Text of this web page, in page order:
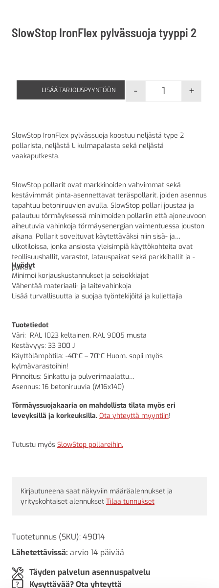
SlowStop IronFlex pylvässuoja tyyppi 2
SlowStop
- +
LISÄÄ TARJOUSPYYNTÖÖN
SlowStop IronFlex pylvässuoja koostuu neljästä type 2
pollarista, neljästä L kulmapalasta sekä neljästä
vaakaputkesta.
SlowStop pollarit ovat markkinoiden vahvimmat sekä
kestävimmät pinta-asennettavat teräspollarit, joiden asennus
tapahtuu betoniruuvien avulla. SlowStop pollari joustaa ja
palautuu törmäyksessä minimoiden pollariin että ajoneuvoon
aiheutuvia vahinkoja törmäysenergian vaimentuessa jouston
aikana. Pollarit soveltuvat käytettäväksi niin sisä- ja
ulkotiloissa, jonka ansiosta yleisimpiä käyttökohteita ovat
teollisuushallit, varastot, latauspaikat sekä parkkihallit ja -
paikat.
Hyödyt
Minimoi korjauskustannukset ja seisokkiajat
Vähentää materiaali‑ ja laitevahinkoja
Lisää turvallisuutta ja suojaa työntekijöitä ja kuljettajia
Tuotetiedot
Väri: RAL 1023 keltainen, RAL 9005 musta
Kestävyys: 33 300 J
Käyttölämpötila: -40°C – 70°C Huom. sopii myös
kylmävarastoihin!
Pinnoitus: Sinkattu ja pulverimaalattu
Asennus: 16 betoniruuvia (M16x140)
Törmäyssuojakaaria on mahdollista tilata myös eri
leveyksillä ja korkeuksilla. Ota yhteyttä myyntiin!
Tutustu myös SlowStop pollareihin.
Kirjautuneena saat näkyviin määräalennukset ja
yrityskohtaiset alennukset Tilaa tunnukset
Tuotetunnus (SKU):49014
Lähetettävissä: arvio 14 päivää
Täyden palvelun asennuspalvelu
Kysyttävää? Ota yhteyttä